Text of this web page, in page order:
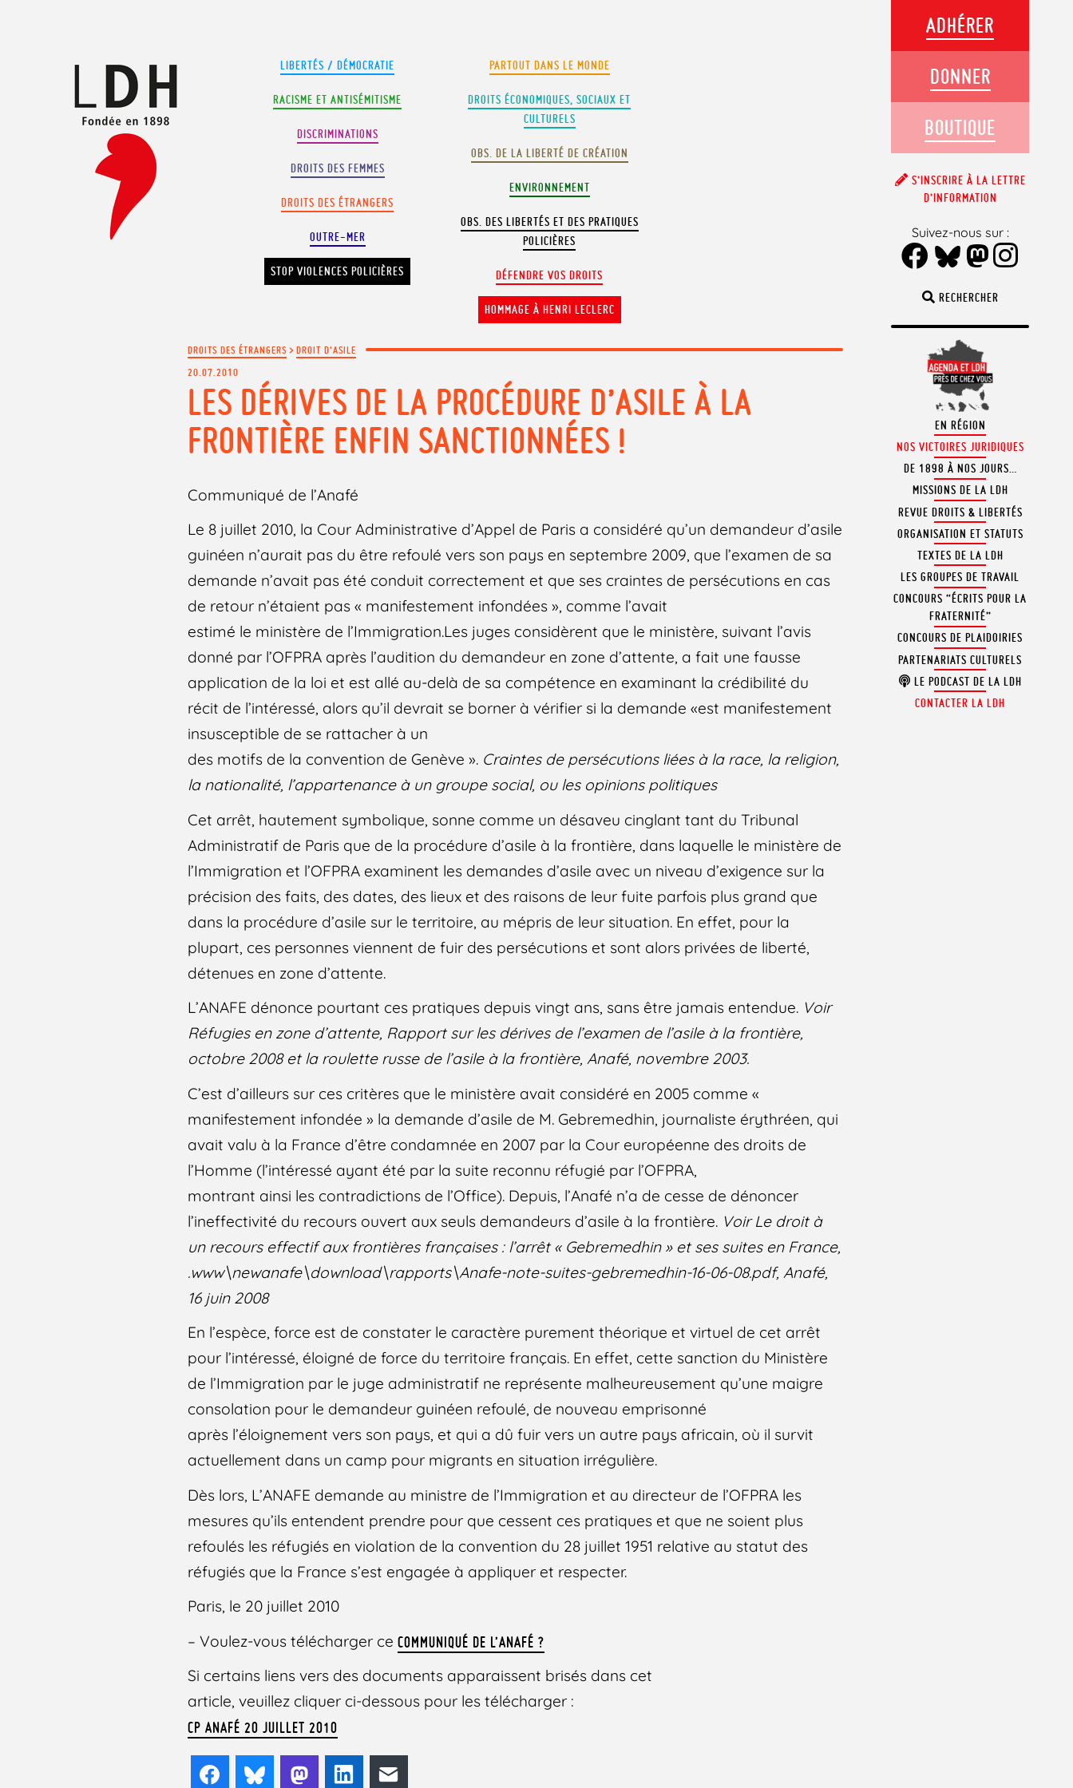
LIBERTÉS / DÉMOCRATIE
RACISME ET ANTISÉMITISME
DISCRIMINATIONS
DROITS DES FEMMES
DROITS DES ÉTRANGERS
OUTRE-MER
STOP VIOLENCES POLICIÈRES
PARTOUT DANS LE MONDE
DROITS ÉCONOMIQUES, SOCIAUX ET
CULTURELS
OBS. DE LA LIBERTÉ DE CRÉATION
ENVIRONNEMENT
OBS. DES LIBERTÉS ET DES PRATIQUES
POLICIÈRES
DÉFENDRE VOS DROITS
HOMMAGE À HENRI LECLERC
DROITS DES ÉTRANGERS>DROIT D'ASILE
20.07.2010
LES DÉRIVES DE LA PROCÉDURE D’ASILE À LA
FRONTIÈRE ENFIN SANCTIONNÉES !
Communiqué de l’Anafé
Le 8 juillet 2010, la Cour Administrative d’Appel de Paris a considéré qu’un demandeur d’asile
guinéen n’aurait pas du être refoulé vers son pays en septembre 2009, que l’examen de sa
demande n’avait pas été conduit correctement et que ses craintes de persécutions en cas
de retour n’étaient pas « manifestement infondées », comme l’avait
estimé le ministère de l’Immigration.Les juges considèrent que le ministère, suivant l’avis
donné par l’OFPRA après l’audition du demandeur en zone d’attente, a fait une fausse
application de la loi et est allé au-delà de sa compétence en examinant la crédibilité du
récit de l’intéressé, alors qu’il devrait se borner à vérifier si la demande «est manifestement
insusceptible de se rattacher à un
des motifs de la convention de Genève ». Craintes de persécutions liées à la race, la religion,
la nationalité, l’appartenance à un groupe social, ou les opinions politiques
Cet arrêt, hautement symbolique, sonne comme un désaveu cinglant tant du Tribunal
Administratif de Paris que de la procédure d’asile à la frontière, dans laquelle le ministère de
l’Immigration et l’OFPRA examinent les demandes d’asile avec un niveau d’exigence sur la
précision des faits, des dates, des lieux et des raisons de leur fuite parfois plus grand que
dans la procédure d’asile sur le territoire, au mépris de leur situation. En effet, pour la
plupart, ces personnes viennent de fuir des persécutions et sont alors privées de liberté,
détenues en zone d’attente.
L’ANAFE dénonce pourtant ces pratiques depuis vingt ans, sans être jamais entendue. Voir
Réfugies en zone d’attente, Rapport sur les dérives de l’examen de l’asile à la frontière,
octobre 2008 et la roulette russe de l’asile à la frontière, Anafé, novembre 2003.
C’est d’ailleurs sur ces critères que le ministère avait considéré en 2005 comme «
manifestement infondée » la demande d’asile de M. Gebremedhin, journaliste érythréen, qui
avait valu à la France d’être condamnée en 2007 par la Cour européenne des droits de
l’Homme (l’intéressé ayant été par la suite reconnu réfugié par l’OFPRA,
montrant ainsi les contradictions de l’Office). Depuis, l’Anafé n’a de cesse de dénoncer
l’ineffectivité du recours ouvert aux seuls demandeurs d’asile à la frontière. Voir Le droit à
un recours effectif aux frontières françaises : l’arrêt « Gebremedhin » et ses suites en France,
.www\newanafe\download\rapports\Anafe-note-suites-gebremedhin-16-06-08.pdf, Anafé,
16 juin 2008
En l’espèce, force est de constater le caractère purement théorique et virtuel de cet arrêt
pour l’intéressé, éloigné de force du territoire français. En effet, cette sanction du Ministère
de l’Immigration par le juge administratif ne représente malheureusement qu’une maigre
consolation pour le demandeur guinéen refoulé, de nouveau emprisonné
après l’éloignement vers son pays, et qui a dû fuir vers un autre pays africain, où il survit
actuellement dans un camp pour migrants en situation irrégulière.
Dès lors, L’ANAFE demande au ministre de l’Immigration et au directeur de l’OFPRA les
mesures qu’ils entendent prendre pour que cessent ces pratiques et que ne soient plus
refoulés les réfugiés en violation de la convention du 28 juillet 1951 relative au statut des
réfugiés que la France s’est engagée à appliquer et respecter.
Paris, le 20 juillet 2010
– Voulez-vous télécharger ceCOMMUNIQUÉ DE L’ANAFÉ ?
Si certains liens vers des documents apparaissent brisés dans cet
article, veuillez cliquer ci-dessous pour les télécharger :
CP ANAFÉ 20 JUILLET 2010
FacebookBlueskyMastodonLinkedIn
RECHERCHER
EN RÉGION
NOS VICTOIRES JURIDIQUES
DE 1898 À NOS JOURS…
MISSIONS DE LA LDH
REVUE DROITS & LIBERTÉS
ORGANISATION ET STATUTS
TEXTES DE LA LDH
LES GROUPES DE TRAVAIL
CONCOURS “ÉCRITS POUR LA
FRATERNITÉ”
CONCOURS DE PLAIDOIRIES
PARTENARIATS CULTURELS
LE PODCAST DE LA LDH
CONTACTER LA LDH
ADHÉRER
DONNER
BOUTIQUE
S’INSCRIRE À LA LETTRE
D’INFORMATION
Suivez-nous sur :